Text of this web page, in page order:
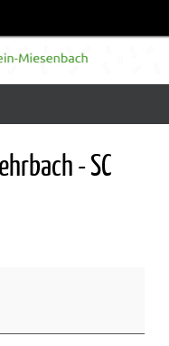
- SC